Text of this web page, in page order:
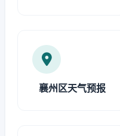
襄州区天气预报